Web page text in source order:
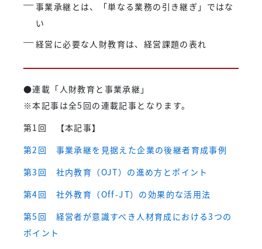
事業承継とは、「単なる業務の引き継ぎ」ではな
い
経営に必要な人財教育は、経営課題の表れ
●連載「人財教育と事業承継」
※本記事は全5回の連載記事となります。
第1回 【本記事】
第2回 事業承継を見据えた企業の後継者育成事例
第3回 社内教育（OJT）の進め方とポイント
第4回 社外教育（Off-JT）の効果的な活用法
第5回 経営者が意識すべき人材育成における3つの
ポイント